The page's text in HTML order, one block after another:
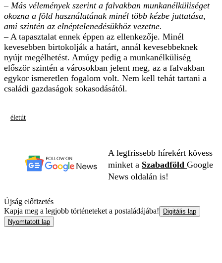
– Más vélemények szerint a falvakban munkanélküliséget
okozna a föld használatának minél több kézbe juttatása,
ami szintén az elnéptelenedésükhöz vezetne.
– A tapasztalat ennek éppen az ellenkezője. Minél
kevesebben birtokolják a határt, annál kevesebbeknek
nyújt megélhetést. Amúgy pedig a munkanélküliség
először szintén a városokban jelent meg, az a falvakban
egykor ismeretlen fogalom volt. Nem kell tehát tartani a
családi gazdaságok sokasodásától.
életút
A legfrissebb hírekért kövess
minket a Szabadföld Google
News oldalán is!
Újság előfizetés
Kapja meg a legjobb történeteket a postaládájába!
Digitális lap
Nyomtatott lap